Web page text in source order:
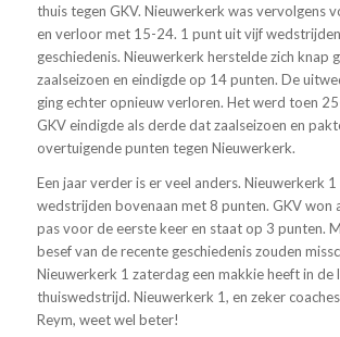
thuis tegen GKV. Nieuwerkerk was vervolgens
en verloor met 15-24. 1 punt uit vijf
geschiedenis. Nieuwerkerk herstelde zich knap
zaalseizoen en eindigde op 14 punten. De
ging echter opnieuw verloren. Het werd toen
GKV eindigde als derde dat zaalseizoen en
overtuigende punten tegen Nieuwerkerk.
Een jaar verder is er veel anders. Nieuwerkerk
wedstrijden bovenaan met 8 punten. GKV won
pas voor de eerste keer en staat op 3 punten.
besef van de recente geschiedenis zouden
Nieuwerkerk 1 zaterdag een makkie heeft in de
thuiswedstrijd. Nieuwerkerk 1, en zeker
Reym, weet wel beter!